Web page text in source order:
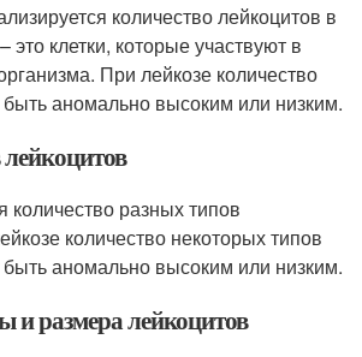
количество лейкоцитов в
это клетки, которые участвуют в
При лейкозе количество
аномально высоким или низким.
количество разных типов
количество некоторых типов
аномально высоким или низким.
размера лейкоцитов